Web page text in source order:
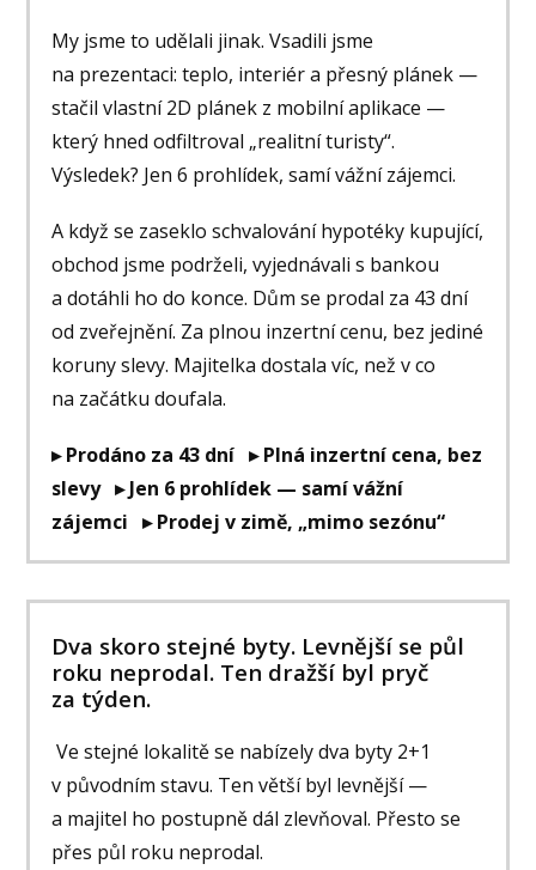
My jsme to udělali jinak. Vsadili jsme
na prezentaci: teplo, interiér a přesný plánek —
stačil vlastní 2D plánek z mobilní aplikace —
který hned odfiltroval „realitní turisty“.
Výsledek? Jen 6 prohlídek, samí vážní zájemci.
A když se zaseklo schvalování hypotéky kupující,
obchod jsme podrželi, vyjednávali s bankou
a dotáhli ho do konce. Dům se prodal za 43 dní
od zveřejnění. Za plnou inzertní cenu, bez jediné
koruny slevy. Majitelka dostala víc, než v co
na začátku doufala.
▸ Prodáno za 43 dní ▸ Plná inzertní cena, bez
slevy ▸ Jen 6 prohlídek — samí vážní
zájemci ▸ Prodej v zimě, „mimo sezónu“
Dva skoro stejné byty. Levnější se půl
roku neprodal. Ten dražší byl pryč
za týden.
Ve stejné lokalitě se nabízely dva byty 2+1
v původním stavu. Ten větší byl levnější —
a majitel ho postupně dál zlevňoval. Přesto se
přes půl roku neprodal.